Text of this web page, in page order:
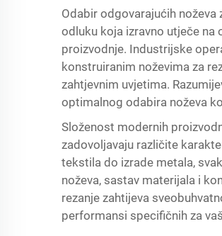
Odabir odgovarajućih
odluku koja izravno utječe
proizvodnje. Industrijske
konstruiranim noževima za
zahtjevnim uvjetima.
optimalnog odabira noževa
Složenost modernih
zadovoljavaju različite
tekstila do izrade metala,
noževa, sastav materijala i
rezanje zahtijeva
performansi specifičnih za